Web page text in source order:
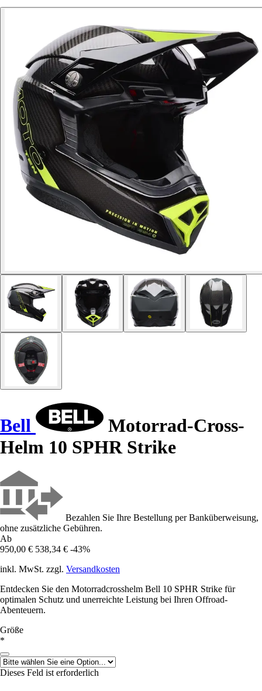
Bell
Motorrad-Cross-
Helm 10 SPHR Strike
Bezahlen Sie Ihre Bestellung per Banküberweisung,
ohne zusätzliche Gebühren.
Ab
950,00 € 538,34 € -43%
inkl. MwSt. zzgl. Versandkosten
Entdecken Sie den Motorradcrosshelm Bell 10 SPHR Strike für
optimalen Schutz und unerreichte Leistung bei Ihren Offroad-
Abenteuern.
Größe
*
Dieses Feld ist erforderlich